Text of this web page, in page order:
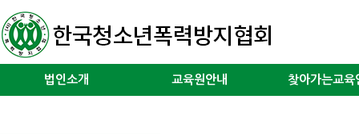
법인소개 교육원안내 찾아가는교육